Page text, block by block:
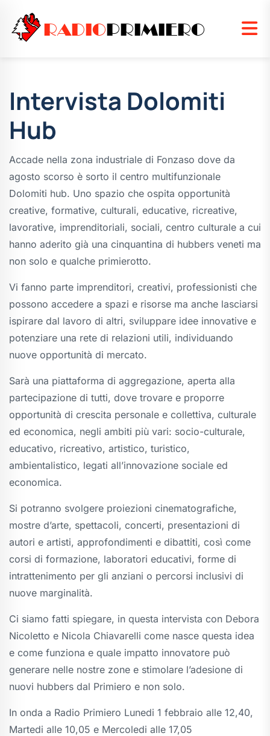
RADIOPRIMIERO
Intervista Dolomiti
Hub
Accade nella zona industriale di Fonzaso dove da
agosto scorso è sorto il centro multifunzionale
Dolomiti hub. Uno spazio che ospita opportunità
creative, formative, culturali, educative, ricreative,
lavorative, imprenditoriali, sociali, centro culturale a cui
hanno aderito già una cinquantina di hubbers veneti ma
non solo e qualche primierotto.
Vi fanno parte imprenditori, creativi, professionisti che
possono accedere a spazi e risorse ma anche lasciarsi
ispirare dal lavoro di altri, sviluppare idee innovative e
potenziare una rete di relazioni utili, individuando
nuove opportunità di mercato.
Sarà una piattaforma di aggregazione, aperta alla
partecipazione di tutti, dove trovare e proporre
opportunità di crescita personale e collettiva, culturale
ed economica, negli ambiti più vari: socio-culturale,
educativo, ricreativo, artistico, turistico,
ambientalistico, legati all’innovazione sociale ed
economica.
Si potranno svolgere proiezioni cinematografiche,
mostre d’arte, spettacoli, concerti, presentazioni di
autori e artisti, approfondimenti e dibattiti, così come
corsi di formazione, laboratori educativi, forme di
intrattenimento per gli anziani o percorsi inclusivi di
nuove marginalità.
Ci siamo fatti spiegare, in questa intervista con Debora
Nicoletto e Nicola Chiavarelli come nasce questa idea
e come funziona e quale impatto innovatore può
generare nelle nostre zone e stimolare l’adesione di
nuovi hubbers dal Primiero e non solo.
In onda a Radio Primiero Lunedi 1 febbraio alle 12,40,
Martedi alle 10,05 e Mercoledi alle 17,05